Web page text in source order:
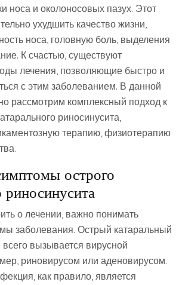
носа и околоносовых пазух. Этот
ухудшить качество жизни‚
носа‚ головную боль‚ выделения
К счастью‚ существуют
лечения‚ позволяющие быстро и
с этим заболеванием. В данной
рассмотрим комплексный подход к
риносинусита‚
терапию‚ физиотерапию
острого
риносинусита
о лечении‚ важно понимать
заболевания. Острый катаральный
вызывается вирусной
риновирусом или аденовирусом.
как правило‚ является